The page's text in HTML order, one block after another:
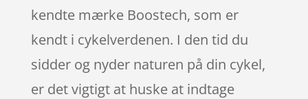
kendte mærke Boostech, som er
kendt i cykelverdenen. I den tid du
sidder og nyder naturen på din cykel,
er det vigtigt at huske at indtage